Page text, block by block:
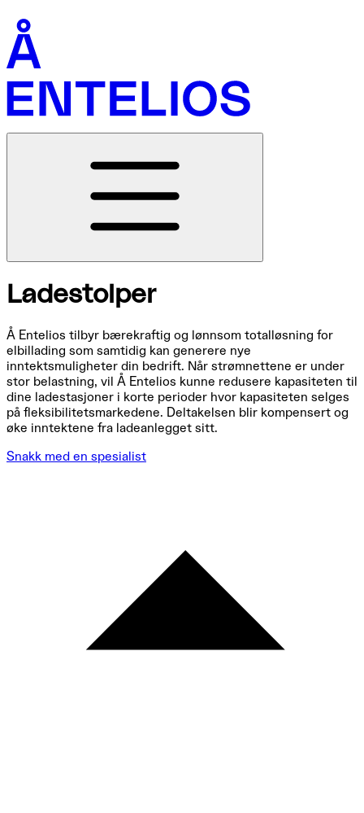
Ladestolper
Å Entelios tilbyr bærekraftig og lønnsom totalløsning for
elbillading som samtidig kan generere nye
inntektsmuligheter din bedrift. Når strømnettene er under
stor belastning, vil Å Entelios kunne redusere kapasiteten til
dine ladestasjoner i korte perioder hvor kapasiteten selges
på fleksibilitetsmarkedene. Deltakelsen blir kompensert og
øke inntektene fra ladeanlegget sitt.
Snakk med en spesialist